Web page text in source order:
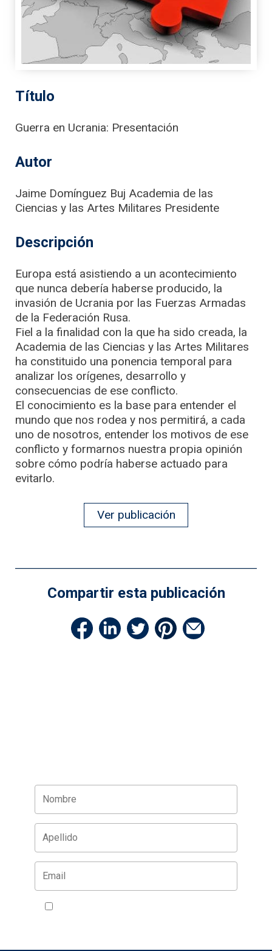
Título
Guerra en Ucrania: Presentación
Autor
Jaime Domínguez Buj Academia de las
Ciencias y las Artes Militares Presidente
Descripción
Europa está asistiendo a un acontecimiento
que nunca debería haberse producido, la
invasión de Ucrania por las Fuerzas Armadas
de la Federación Rusa.
Fiel a la finalidad con la que ha sido creada, la
Academia de las Ciencias y las Artes Militares
ha constituido una ponencia temporal para
analizar los orígenes, desarrollo y
consecuencias de ese conflicto.
El conocimiento es la base para entender el
mundo que nos rodea y nos permitirá, a cada
uno de nosotros, entender los motivos de ese
conflicto y formarnos nuestra propia opinión
sobre cómo podría haberse actuado para
evitarlo.
Ver publicación
Compartir esta publicación